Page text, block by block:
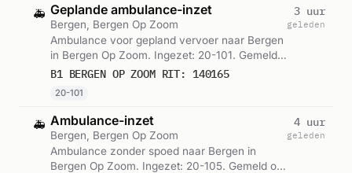
🚑 Geplande ambulance-inzet
Bergen, Bergen Op Zoom
Ambulance voor gepland vervoer naar Bergen
in Bergen Op Zoom. Ingezet: 20-101. Gemeld
om 17:20.
B1 BERGEN OP ZOOM RIT: 140165
20-101
3 uur
geleden
🚑 Ambulance-inzet
Bergen, Bergen Op Zoom
Ambulance zonder spoed naar Bergen in
Bergen Op Zoom. Ingezet: 20-105. Gemeld om
4 uur
geleden